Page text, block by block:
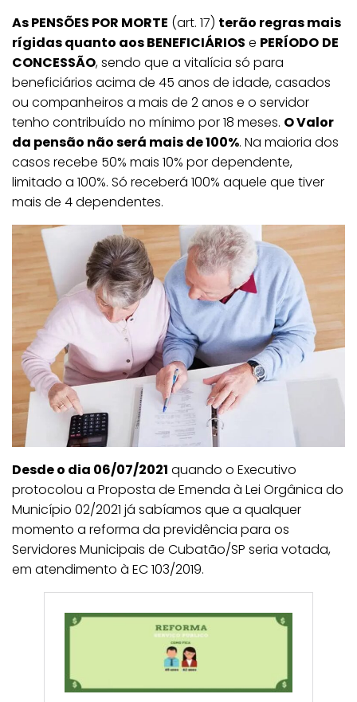
As PENSÕES POR MORTE (art. 17) terão regras mais
rígidas quanto aos BENEFICIÁRIOS e PERÍODO DE
CONCESSÃO, sendo que a vitalícia só para
beneficiários acima de 45 anos de idade, casados
ou companheiros a mais de 2 anos e o servidor
tenho contribuído no mínimo por 18 meses. O Valor
da pensão não será mais de 100%. Na maioria dos
casos recebe 50% mais 10% por dependente,
limitado a 100%. Só receberá 100% aquele que tiver
mais de 4 dependentes.
Desde o dia 06/07/2021 quando o Executivo
protocolou a Proposta de Emenda à Lei Orgânica do
Município 02/2021 já sabíamos que a qualquer
momento a reforma da previdência para os
Servidores Municipais de Cubatão/SP seria votada,
em atendimento à EC 103/2019.